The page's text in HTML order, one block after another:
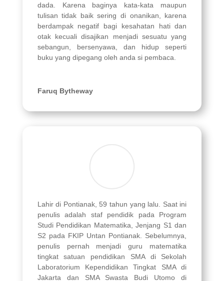
dada. Karena baginya kata-kata maupun
tulisan tidak baik sering di onanikan, karena
berdampak negatif bagi kesahatan hati dan
otak kecuali disajikan menjadi sesuatu yang
sebangun, bersenyawa, dan hidup seperti
buku yang dipegang oleh anda si pembaca.
Faruq Bytheway
Lahir di Pontianak, 59 tahun yang lalu. Saat ini
penulis adalah staf pendidik pada Program
Studi Pendidikan Matematika, Jenjang S1 dan
S2 pada FKIP Untan Pontianak. Sebelumnya,
penulis pernah menjadi guru matematika
tingkat satuan pendidikan SMA di Sekolah
Laboratorium Kependidikan Tingkat SMA di
Jakarta dan SMA Swasta Budi Utomo di